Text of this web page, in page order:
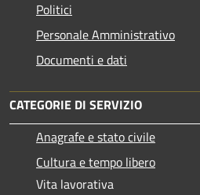
Politici
Personale Amministrativo
Documenti e dati
CATEGORIE DI SERVIZIO
Anagrafe e stato civile
Cultura e tempo libero
Vita lavorativa